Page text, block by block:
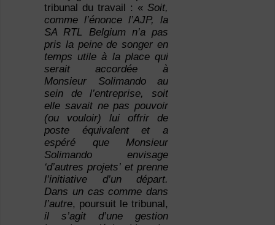
tribunal du travail : « Soit,
comme l’énonce l’AJP, la
SA RTL Belgium n’a pas
pris la peine de songer en
temps utile à la place qui
serait accordée à
Monsieur Solimando au
sein de l’entreprise, soit
elle savait ne pas pouvoir
(ou vouloir) lui offrir de
poste équivalent et a
espéré que Monsieur
Solimando envisage
‘d’autres projets’ et prenne
l’initiative d’un départ.
Dans un cas comme dans
l’autre, poursuit le tribunal,
il s’agit d’une gestion